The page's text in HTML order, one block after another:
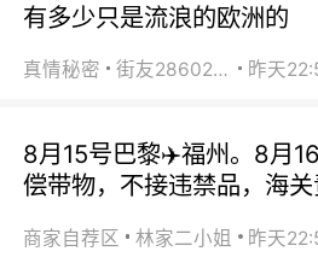
有多少只是流浪的欧洲的
真情秘密 街友28602925 昨天
8月15号巴黎✈️福州。8月
偿带物，不接违禁品，海关
商家自荐区 林家二小姐 昨天